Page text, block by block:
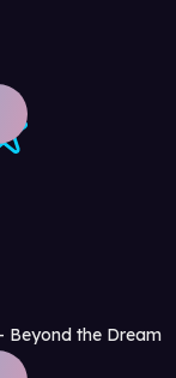
Beyond the Dream